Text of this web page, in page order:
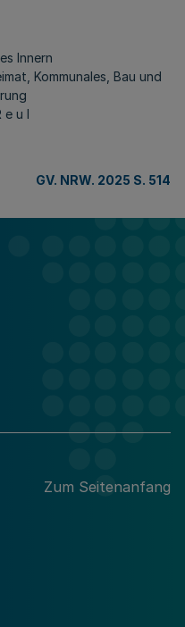
Innern
Kommunales, Bau und
e u l
GV. NRW. 2025 S. 514
Zum Seitenanfang